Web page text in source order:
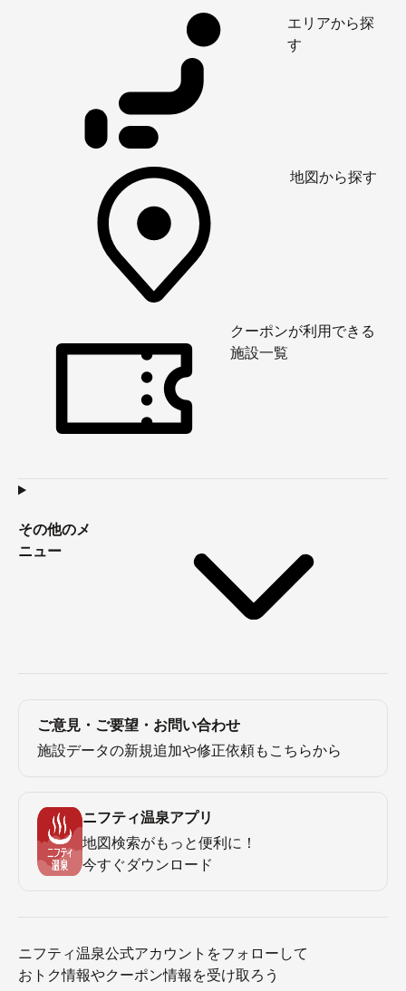
エリアから探
す
地図から探す
クーポンが利用できる
施設一覧
その他のメ
ニュー
ご意見・ご要望・お問い合わせ
施設データの新規追加や修正依頼もこちらから
ニフティ温泉アプリ
地図検索がもっと便利に！
今すぐダウンロード
ニフティ温泉公式アカウントをフォローして
おトク情報やクーポン情報を受け取ろう